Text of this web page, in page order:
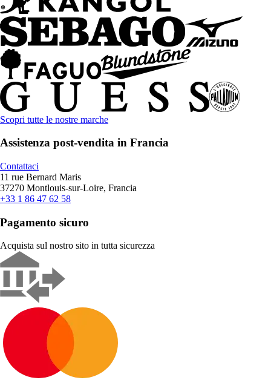
Scopri tutte le nostre marche
Assistenza post-vendita in Francia
Contattaci
11 rue Bernard Maris
37270 Montlouis-sur-Loire, Francia
+33 1 86 47 62 58
Pagamento sicuro
Acquista sul nostro sito in tutta sicurezza